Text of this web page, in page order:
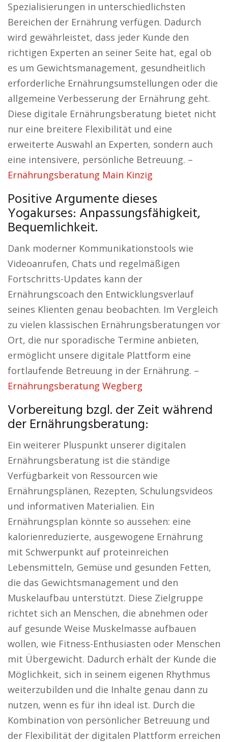
Spezialisierungen in unterschiedlichsten
Bereichen der Ernährung verfügen. Dadurch
wird gewährleistet, dass jeder Kunde den
richtigen Experten an seiner Seite hat, egal ob
es um Gewichtsmanagement, gesundheitlich
erforderliche Ernährungsumstellungen oder die
allgemeine Verbesserung der Ernährung geht.
Diese digitale Ernährungsberatung bietet nicht
nur eine breitere Flexibilität und eine
erweiterte Auswahl an Experten, sondern auch
eine intensivere, persönliche Betreuung. –
Ernährungsberatung Main Kinzig
Positive Argumente dieses
Yogakurses: Anpassungsfähigkeit,
Bequemlichkeit.
Dank moderner Kommunikationstools wie
Videoanrufen, Chats und regelmäßigen
Fortschritts-Updates kann der
Ernährungscoach den Entwicklungsverlauf
seines Klienten genau beobachten. Im Vergleich
zu vielen klassischen Ernährungsberatungen vor
Ort, die nur sporadische Termine anbieten,
ermöglicht unsere digitale Plattform eine
fortlaufende Betreuung in der Ernährung. –
Ernährungsberatung Wegberg
Vorbereitung bzgl. der Zeit während
der Ernährungsberatung:
Ein weiterer Pluspunkt unserer digitalen
Ernährungsberatung ist die ständige
Verfügbarkeit von Ressourcen wie
Ernährungsplänen, Rezepten, Schulungsvideos
und informativen Materialien. Ein
Ernährungsplan könnte so aussehen: eine
kalorienreduzierte, ausgewogene Ernährung
mit Schwerpunkt auf proteinreichen
Lebensmitteln, Gemüse und gesunden Fetten,
die das Gewichtsmanagement und den
Muskelaufbau unterstützt. Diese Zielgruppe
richtet sich an Menschen, die abnehmen oder
auf gesunde Weise Muskelmasse aufbauen
wollen, wie Fitness-Enthusiasten oder Menschen
mit Übergewicht. Dadurch erhält der Kunde die
Möglichkeit, sich in seinem eigenen Rhythmus
weiterzubilden und die Inhalte genau dann zu
nutzen, wenn es für ihn ideal ist. Durch die
Kombination von persönlicher Betreuung und
der Flexibilität der digitalen Plattform erreichen